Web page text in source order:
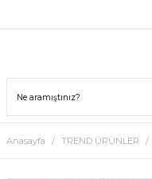
Anasayfa TREND ÜRÜNLER